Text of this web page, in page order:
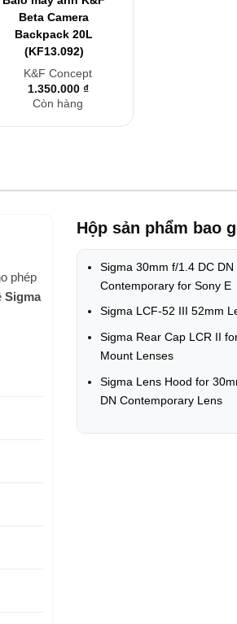
Beta Camera
Backpack 20L
(KF13.092)
K&F Concept
1.350.000 ₫
Còn hàng
phép
Sigma
Hộp sản phẩm bao
Sigma 30mm f/1.4 DC DN
Contemporary for Sony E
Sigma LCF-52 III 52mm
Sigma Rear Cap LCR II
Mount Lenses
Sigma Lens Hood for
DN Contemporary Lens